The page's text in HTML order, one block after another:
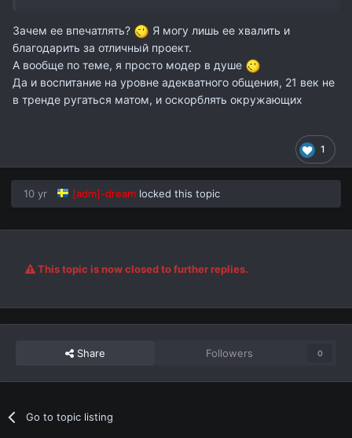
Зачем ее впечатлять?
Я могу лишь ее хвалить и
благодарить за отличный проект.
А вообще по теме, я просто модер в душе
Да и воспитание на уровне адекватного общения, 21 век не
в тренде ругаться матом, и оскорблять окружающих
1
10 yr [adm]-dream locked this topic
This topic is now closed to further replies.
Share Followers 0
Go to topic listing